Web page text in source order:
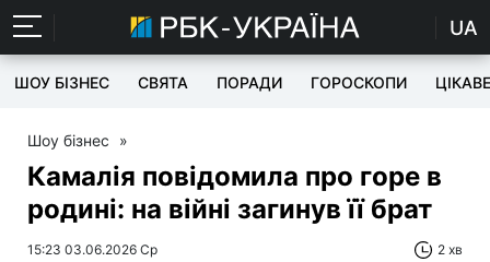
UA
ШОУ БІЗНЕС СВЯТА ПОРАДИ ГОРОСКОПИ ЦІКАВЕ
Шоу бізнес »
Камалія повідомила про горе в
родині: на війні загинув її брат
15:23 03.06.2026 Ср 2 хв